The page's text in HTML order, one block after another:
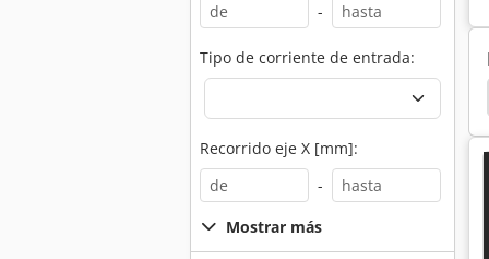
-
Tipo de corriente de entrada:
Recorrido eje X [mm]:
-
Mostrar más
Scm